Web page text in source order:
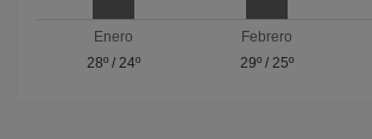
Enero
28º/ 24º
Febrero
29º/ 25º